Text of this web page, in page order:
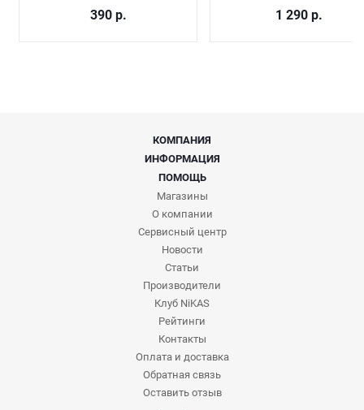
390р. 1 290 р.
КОМПАНИЯ
ИНФОРМАЦИЯ
ПОМОЩЬ
Магазины
О компании
Сервисный центр
Новости
Статьи
Производители
Клуб NiKAS
Рейтинги
Контакты
Оплата и доставка
Обратная связь
Оставить отзыв